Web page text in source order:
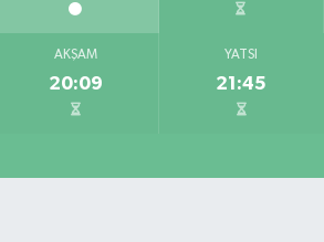
AKŞAM
20:09
YATSI
21:45